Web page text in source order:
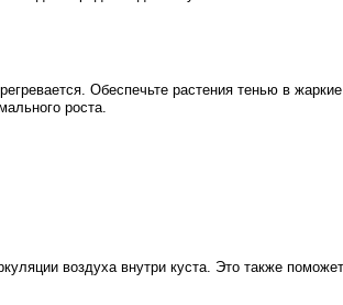
Обеспечьте растения тенью в
роста.
воздуха внутри куста. Это также